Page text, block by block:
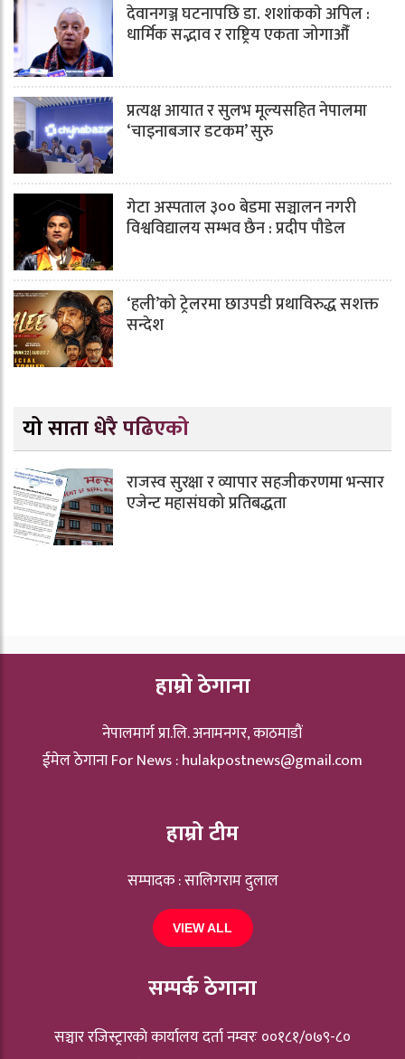
देवानगञ्ज घटनापछि डा. शशांककाे अपिल :
धार्मिक सद्भाव र राष्ट्रिय एकता जोगाऔँ
प्रत्यक्ष आयात र सुलभ मूल्यसहित नेपालमा
‘चाइनाबजार डटकम’ सुरु
गेटा अस्पताल ३०० बेडमा सञ्चालन नगरी
विश्वविद्यालय सम्भव छैन : प्रदीप पौडेल
‘हली’को ट्रेलरमा छाउपडी प्रथाविरुद्ध सशक्त
सन्देश
यो साता धेरै पढिएको
राजस्व सुरक्षा र व्यापार सहजीकरणमा भन्सार
एजेन्ट महासंघको प्रतिबद्धता
हाम्रो ठेगाना
नेपालमार्ग प्रा.लि. अनामनगर, काठमाडौं
ईमेल ठेगाना For News :hulakpostnews@gmail.com
हाम्रो टीम
सम्पादक : सालिगराम दुलाल
VIEW ALL
सम्पर्क ठेगाना
सञ्चार रजिस्ट्रारकाे कार्यालय दर्ता नम्वरः ००१८१/०७९-८०